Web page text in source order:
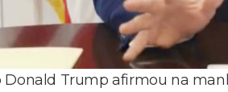
Trump afirmou na